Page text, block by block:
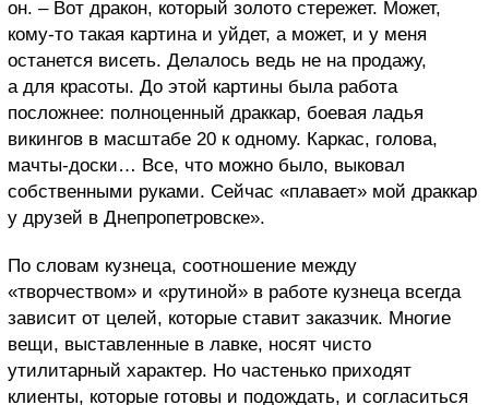
он. – Вот дракон, который золото стережет. Может,
кому-то такая картина и уйдет, а может, и у меня
останется висеть. Делалось ведь не на продажу,
а для красоты. До этой картины была работа
посложнее: полноценный драккар, боевая ладья
викингов в масштабе 20 к одному. Каркас, голова,
мачты-доски… Все, что можно было, выковал
собственными руками. Сейчас «плавает» мой драккар
у друзей в Днепропетровске».
По словам кузнеца, соотношение между
«творчеством» и «рутиной» в работе кузнеца всегда
зависит от целей, которые ставит заказчик. Многие
вещи, выставленные в лавке, носят чисто
утилитарный характер. Но частенько приходят
клиенты, которые готовы и подождать, и согласиться